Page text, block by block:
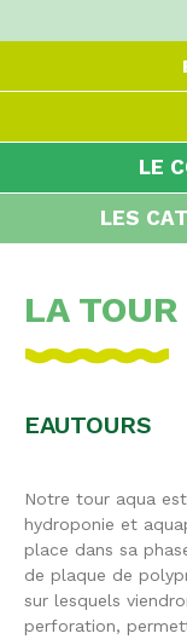
LE
LES
LA
EAUTOURS
Notre tour aqua
hydroponie et
place dans sa
de plaque de
sur lesquels
perforation,